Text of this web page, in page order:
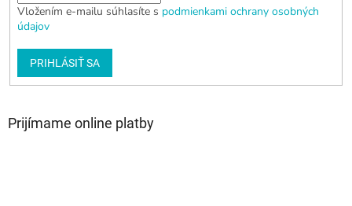
Vložením e-mailu súhlasíte s podmienkami ochrany osobných
údajov
PRIHLÁSIŤ SA
Prijímame online platby